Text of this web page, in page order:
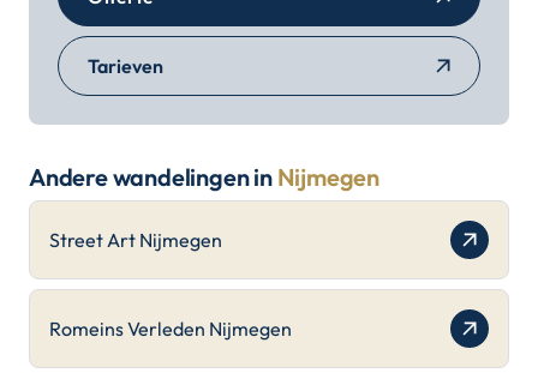
Tarieven
Andere wandelingen in Nijmegen
Street Art Nijmegen
Romeins Verleden Nijmegen